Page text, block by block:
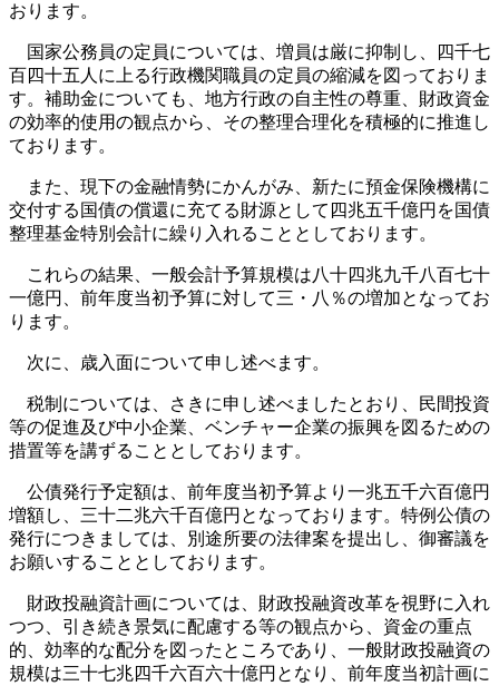
おります。
国家公務員の定員については、増員は厳に抑制し、四千七
百四十五人に上る行政機関職員の定員の縮減を図っておりま
す。補助金についても、地方行政の自主性の尊重、財政資金
の効率的使用の観点から、その整理合理化を積極的に推進し
ております。
また、現下の金融情勢にかんがみ、新たに預金保険機構に
交付する国債の償還に充てる財源として四兆五千億円を国債
整理基金特別会計に繰り入れることとしております。
これらの結果、一般会計予算規模は八十四兆九千八百七十
一億円、前年度当初予算に対して三・八％の増加となってお
ります。
次に、歳入面について申し述べます。
税制については、さきに申し述べましたとおり、民間投資
等の促進及び中小企業、ベンチャー企業の振興を図るための
措置等を講ずることとしております。
公債発行予定額は、前年度当初予算より一兆五千六百億円
増額し、三十二兆六千百億円となっております。特例公債の
発行につきましては、別途所要の法律案を提出し、御審議を
お願いすることとしております。
財政投融資計画については、財政投融資改革を視野に入れ
つつ、引き続き景気に配慮する等の観点から、資金の重点
的、効率的な配分を図ったところであり、一般財政投融資の
規模は三十七兆四千六百六十億円となり、前年度当初計画に